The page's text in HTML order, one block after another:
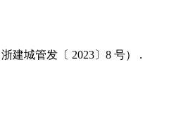
建城管发〔 2023〕8 号） .